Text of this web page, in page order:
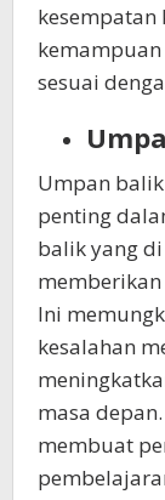
sesuai
Umpan
penting
balik yang
Ini
kesalahan
masa
membuat